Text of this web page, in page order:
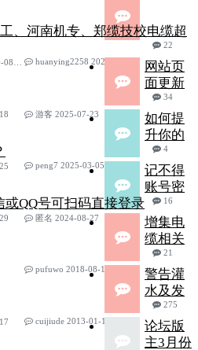
、河南机专、郑缆技校电缆超
22
17
huanying2258 2025-09-21
网站页
面更新
34
游客 2025-07-23
如何提
升你的
4
peng7 2025-03-05
记不得
账号密
或QQ号可扫码直接登录
16
匿名 2024-08-27
增集电
缆相关
21
pufuwo 2018-08-15
警告灌
水及发
275
cuijiude 2013-01-10
论坛版
主3月份